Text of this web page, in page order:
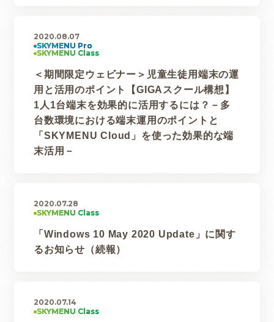
2020.08.07
＜期間限定ウェビナー＞児童生徒用端末の運
用と活用のポイント【GIGAスクール構想】
1人1台端末を効果的に活用するには？－多
台数環境における端末運用のポイントと
「SKYMENU Cloud」を使った効果的な端
末活用－
2020.07.28
「Windows 10 May 2020 Update」に関す
るお知らせ（続報）
2020.07.14